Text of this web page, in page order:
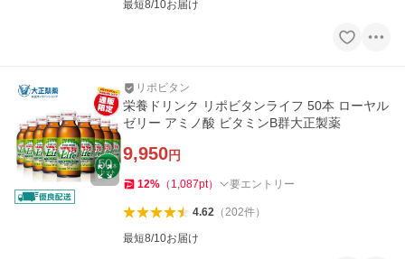
最短8/10お届け
リポビタン
栄養ドリンク リポビタンライフ 50本 ローヤル
ゼリー アミノ酸 ビタミンB群大正製薬
9,950円
12% （ 1,087pt） 要エントリー
4.62（202件）
最短8/10お届け